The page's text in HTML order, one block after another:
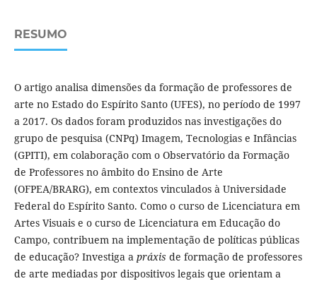
RESUMO
O artigo analisa dimensões da formação de professores de
arte no Estado do Espírito Santo (UFES), no período de 1997
a 2017. Os dados foram produzidos nas investigações do
grupo de pesquisa (CNPq) Imagem, Tecnologias e Infâncias
(GPITI), em colaboração com o Observatório da Formação
de Professores no âmbito do Ensino de Arte
(OFPEA/BRARG), em contextos vinculados à Universidade
Federal do Espírito Santo. Como o curso de Licenciatura em
Artes Visuais e o curso de Licenciatura em Educação do
Campo, contribuem na implementação de políticas públicas
de educação? Investiga a práxis de formação de professores
de arte mediadas por dispositivos legais que orientam a